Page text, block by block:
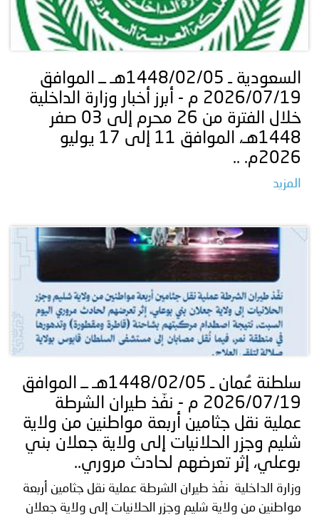
السعودية ـ 1448/02/05هـ ــ الموافق
2026/07/19 م - أبرز أخبار وزارة الداخلية
خلال الفترة من 26 محرم إلى 03 صفر
1448هـ، الموافق 11 إلى 17 يوليو
2026م. ..
المزيد
سلطنة عُمان ـ 1448/02/05هـ ــ الموافق
2026/07/19 م - نفّذ طيران الشرطة
عملية نقل جثامين أربعة مواطنين من ولاية
شليم وجزر الحلانيات إلى ولاية جعلان بني
بوعلي، إثر تعرضهم لحادث مروري..
وزارة الداخلية نفّذ طيران الشرطة عملية نقل جثامين أربعة
مواطنين من ولاية شليم وجزر الحلانيات إلى ولاية جعلان